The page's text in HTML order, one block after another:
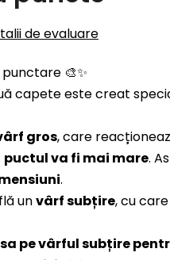
de evaluare
🎨✨
capete este creat
gros, care
puctul va fi mai mare.
.
unvârf subțire, cu
pe vârful subțire